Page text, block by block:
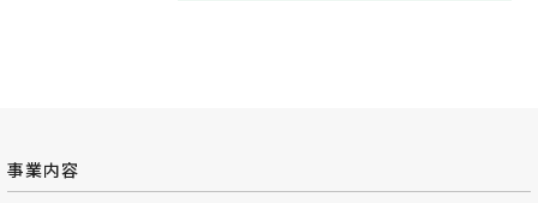
事業内容